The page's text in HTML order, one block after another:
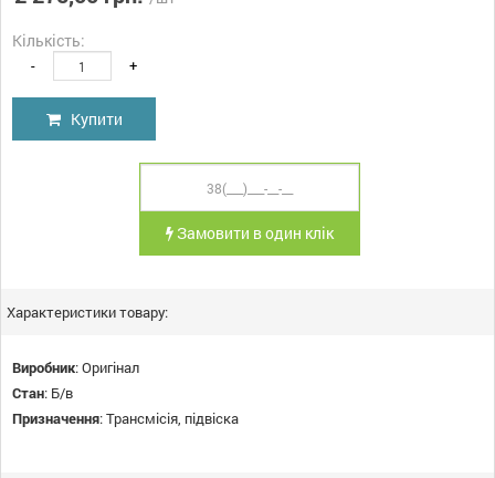
Кількість:
- +
Купити
Замовити в один клік
Характеристики товару:
Виробник:Оригінал
Стан: Б/в
Призначення:Трансмісія, підвіска